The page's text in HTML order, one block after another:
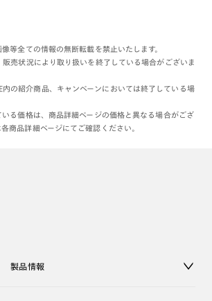
等全ての情報の無断転載を禁止いたします。
売状況により取り扱いを終了している場合がございま
の紹介商品、キャンペーンにおいては終了している場
る価格は、商品詳細ページの価格と異なる場合がござ
商品詳細ページにてご確認ください。
製品情報